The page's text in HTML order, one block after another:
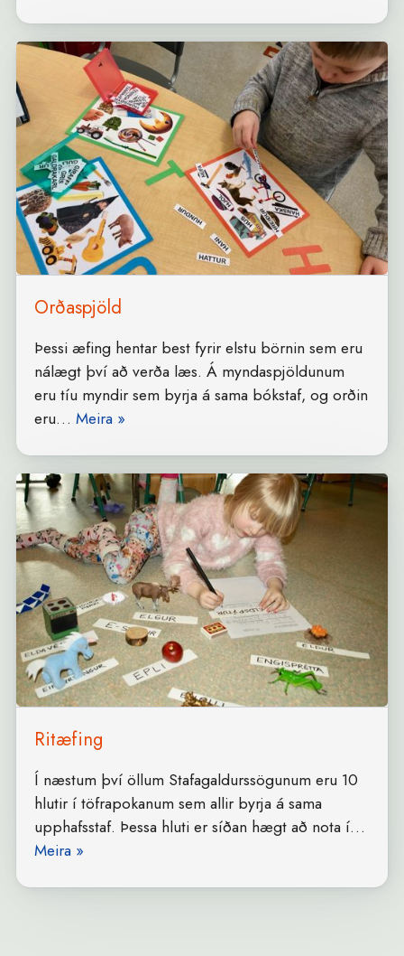
Orðaspjöld
Þessi æfing hentar best fyrir elstu börnin sem eru
nálægt því að verða læs. Á myndaspjöldunum
eru tíu myndir sem byrja á sama bókstaf, og orðin
eru… Meira »
Ritæfing
Í næstum því öllum Stafagaldurssögunum eru 10
hlutir í töfrapokanum sem allir byrja á sama
upphafsstaf. Þessa hluti er síðan hægt að nota í…
Meira »